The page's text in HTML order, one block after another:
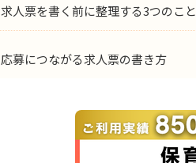
求人票を書く前に整理する3つのこと
応募につながる求人票の書き方